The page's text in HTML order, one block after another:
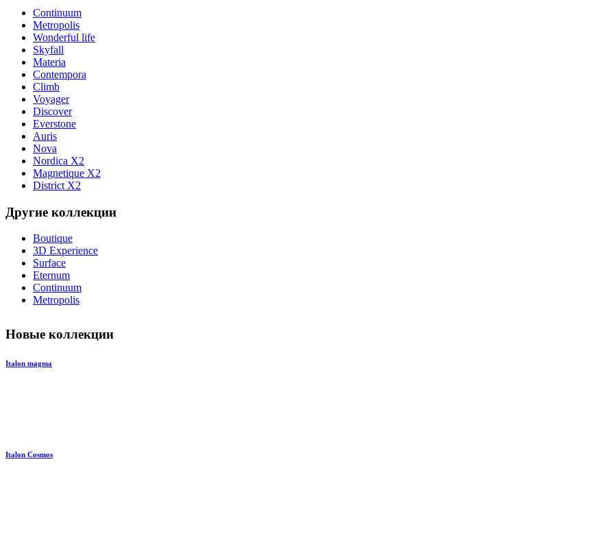
Continuum
Metropolis
Wonderful life
Skyfall
Materia
Contempora
Climb
Voyager
Discover
Everstone
Auris
Nova
Nordica X2
Magnetique X2
District X2
Другие коллекции
Boutique
3D Experience
Surface
Eternum
Continuum
Metropolis
Новые коллекции
Italon magma
Italon Cosmos